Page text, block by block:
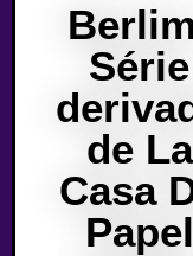
Série
de La
Casa
Papel